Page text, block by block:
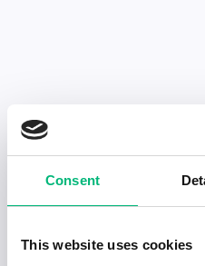
Consent
This website uses cookies
Senaste
Visa fler artiklar